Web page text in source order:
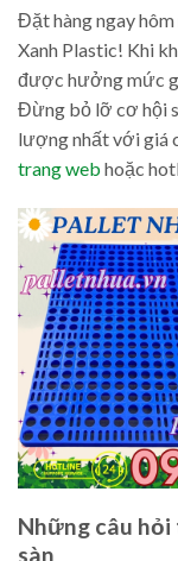
Đặt hàng ngay
Xanh Plastic! Khi
được hưởng mức
Đừng bỏ lỡ cơ hội
lượng nhất với giá
trang web hoặc
Những câu
sàn